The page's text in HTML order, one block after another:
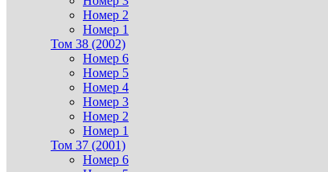
Номер 2
Номер 1
Том 38 (2002)
Номер 6
Номер 5
Номер 4
Номер 3
Номер 2
Номер 1
Том 37 (2001)
Номер 6